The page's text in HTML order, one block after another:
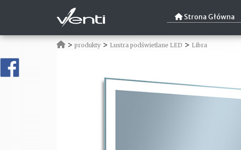
Strona Główna
> produkty > Lustra podświetlane LED > Libra